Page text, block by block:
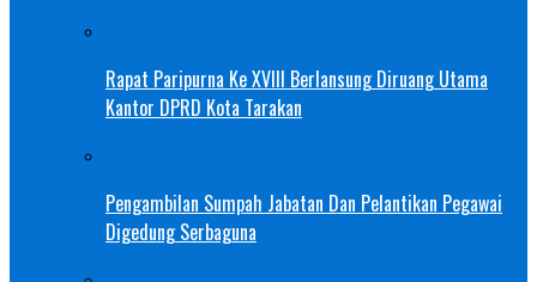
Rapat Paripurna Ke XVIII Berlansung Diruang Utama
Kantor DPRD Kota Tarakan
Pengambilan Sumpah Jabatan Dan Pelantikan Pegawai
Digedung Serbaguna